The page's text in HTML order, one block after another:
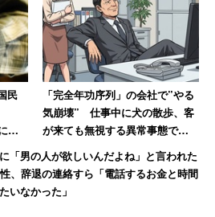
民
出
「完全年功序列」の会社で”やる
気崩壊” 仕事中に犬の散歩、客
が来ても無視する異常事態で
「若い社員が毎年辞めていきま
す」
「男の人が欲しいんだよね」と言われた
、辞退の連絡すら「電話するお金と時間
いなかった」